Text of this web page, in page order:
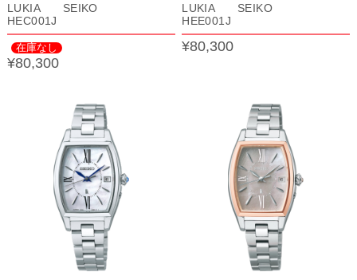
LUKIA SEIKO
HEC001J
在庫なし
¥80,300
LUKIA SEIKO
HEE001J
¥80,300